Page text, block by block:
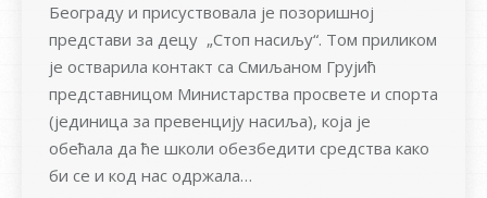
Београду и присуствовала је позоришној
представи за децу „Стоп насиљу“. Том приликом
је остварила контакт са Смиљаном Грујић
представницом Министарства просвете и спорта
(јединица за превенцију насиља), која је
обећала да ће школи обезбедити средства како
би се и код нас одржала…